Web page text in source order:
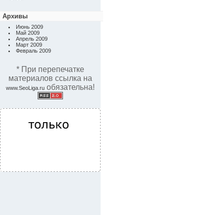
Архивы
Июнь 2009
Май 2009
Апрель 2009
Март 2009
Февраль 2009
* При перепечатке
материалов ссылка на
www.SeoLiga.ru обязательна!